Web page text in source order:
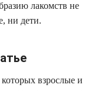
лакомств не
ни дети.
взрослые и